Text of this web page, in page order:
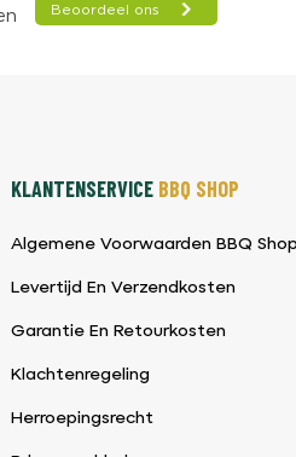
KLANTENSERVICE BBQ SHOP
Algemene Voorwaarden BBQ Shop
Levertijd En Verzendkosten
Garantie En Retourkosten
Klachtenregeling
Herroepingsrecht